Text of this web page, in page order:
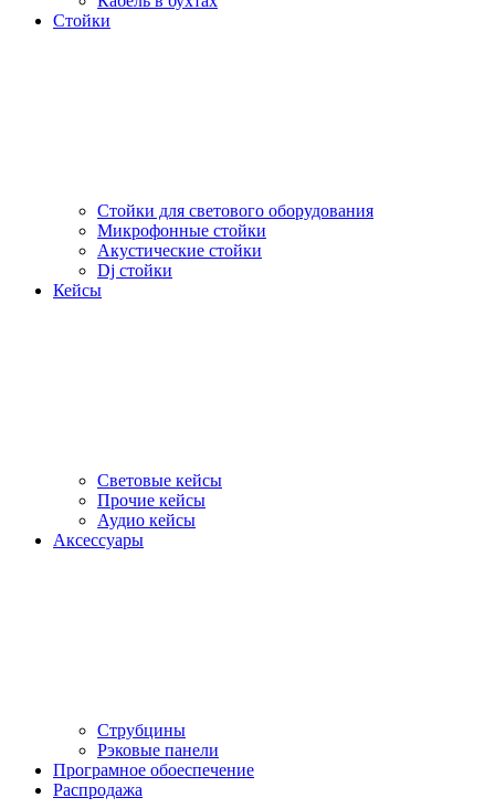
Стойки
Стойки для светового оборудования
Микрофонные стойки
Акустические стойки
Dj стойки
Кейсы
Световые кейсы
Прочие кейсы
Аудио кейсы
Аксессуары
Струбцины
Рэковые панели
Програмное обоеспечение
Распродажа